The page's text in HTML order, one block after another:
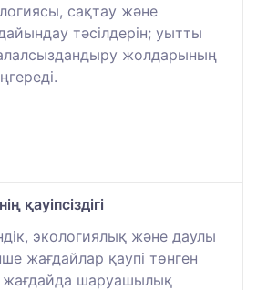
сақтау және
тәсілдерін; уытты
жолдарының
қауіпсіздігі
экологиялық және даулы
жағдайлар қаупі төнген
жағдайда шаруашылық